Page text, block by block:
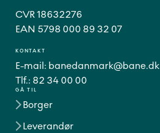
GÅ TIL
Borger
Leverandør
CVR 18632276
EAN 5798 000 89 32 07
KONTAKT
E-mail: banedanmark@bane.dk
Tlf.: 82 34 00 00